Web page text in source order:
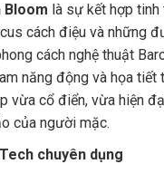
Bloom là sự kết hợp
cách điệu và những
cách nghệ thuật
năng động và họa tiết
vừa cổ điển, vừa hiện
của người mặc.
chuyên dụng